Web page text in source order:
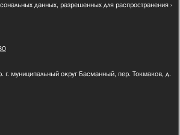
данных, разрешенных для распространения
г. муниципальный округ Басманный, пер. Токмаков, д.